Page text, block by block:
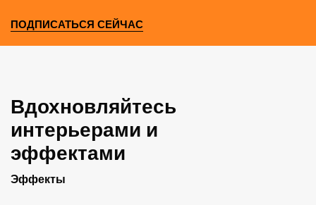
ПОДПИСАТЬСЯ СЕЙЧАС
Вдохновляйтесь
интерьерами и
эффектами
Эффекты